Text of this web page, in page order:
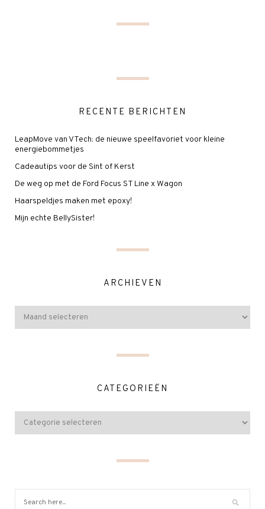
RECENTE BERICHTEN
LeapMove van VTech: de nieuwe speelfavoriet voor kleine
energiebommetjes
Cadeautips voor de Sint of Kerst
De weg op met de Ford Focus ST Line x Wagon
Haarspeldjes maken met epoxy!
Mijn echte BellySister!
ARCHIEVEN
CATEGORIEËN